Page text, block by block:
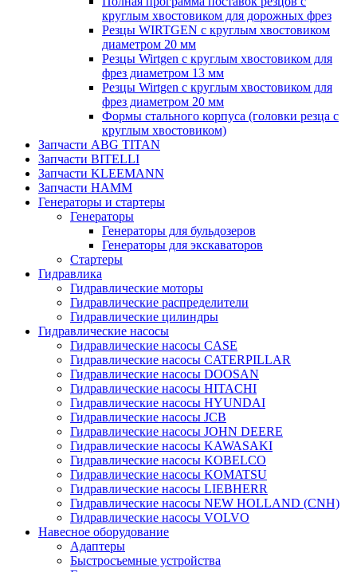
круглым хвостовиком для дорожных фрез
Резцы WIRTGEN с круглым хвостовиком
диаметром 20 мм
Резцы Wirtgen с круглым хвостовиком для
фрез диаметром 13 мм
Резцы Wirtgen с круглым хвостовиком для
фрез диаметром 20 мм
Формы стального корпуса (головки резца с
круглым хвостовиком)
Запчасти ABG TITAN
Запчасти BITELLI
Запчасти KLEEMANN
Запчасти HAMM
Генераторы и стартеры
Генераторы
Генераторы для бульдозеров
Генераторы для экскаваторов
Стартеры
Гидравлика
Гидравлические моторы
Гидравлические распределители
Гидравлические цилиндры
Гидравлические насосы
Гидравлические насосы CASE
Гидравлические насосы CATERPILLAR
Гидравлические насосы DOOSAN
Гидравлические насосы HITACHI
Гидравлические насосы HYUNDAI
Гидравлические насосы JCB
Гидравлические насосы JOHN DEERE
Гидравлические насосы KAWASAKI
Гидравлические насосы KOBELCO
Гидравлические насосы KOMATSU
Гидравлические насосы LIEBHERR
Гидравлические насосы NEW HOLLAND (CNH)
Гидравлические насосы VOLVO
Навесное оборудование
Адаптеры
Быстросъемные устройства